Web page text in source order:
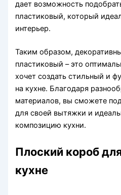
дает возможность
пластиковый, который
интерьер.
Таким образом,
пластиковый – это
хочет создать стильный и
на кухне. Благодаря
материалов, вы сможете
для своей вытяжки и
композицию кухни.
Плоский короб
кухне